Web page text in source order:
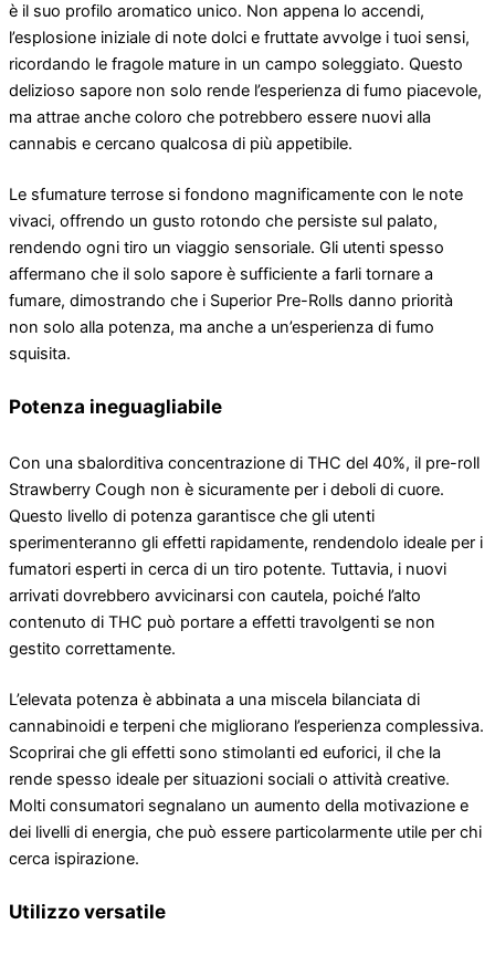
è il suo profilo aromatico unico. Non appena lo accendi,
l’esplosione iniziale di note dolci e fruttate avvolge i tuoi sensi,
ricordando le fragole mature in un campo soleggiato. Questo
delizioso sapore non solo rende l’esperienza di fumo piacevole,
ma attrae anche coloro che potrebbero essere nuovi alla
cannabis e cercano qualcosa di più appetibile.
Le sfumature terrose si fondono magnificamente con le note
vivaci, offrendo un gusto rotondo che persiste sul palato,
rendendo ogni tiro un viaggio sensoriale. Gli utenti spesso
affermano che il solo sapore è sufficiente a farli tornare a
fumare, dimostrando che i Superior Pre-Rolls danno priorità
non solo alla potenza, ma anche a un’esperienza di fumo
squisita.
Potenza ineguagliabile
Con una sbalorditiva concentrazione di THC del 40%, il pre-roll
Strawberry Cough non è sicuramente per i deboli di cuore.
Questo livello di potenza garantisce che gli utenti
sperimenteranno gli effetti rapidamente, rendendolo ideale per i
fumatori esperti in cerca di un tiro potente. Tuttavia, i nuovi
arrivati ​​dovrebbero avvicinarsi con cautela, poiché l’alto
contenuto di THC può portare a effetti travolgenti se non
gestito correttamente.
L’elevata potenza è abbinata a una miscela bilanciata di
cannabinoidi e terpeni che migliorano l’esperienza complessiva.
Scoprirai che gli effetti sono stimolanti ed euforici, il che la
rende spesso ideale per situazioni sociali o attività creative.
Molti consumatori segnalano un aumento della motivazione e
dei livelli di energia, che può essere particolarmente utile per chi
cerca ispirazione.
Utilizzo versatile